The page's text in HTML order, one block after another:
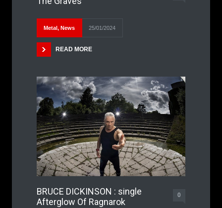
Metal, News 25/01/2024
READ MORE
BRUCE DICKINSON : single
Afterglow Of Ragnarok
0